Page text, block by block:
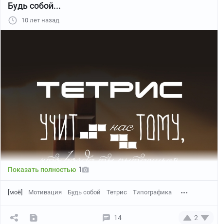
Будь собой...
10 лет назад
Показать полностью 1
[моё] Мотивация Будь собой Тетрис Типографика
14 2